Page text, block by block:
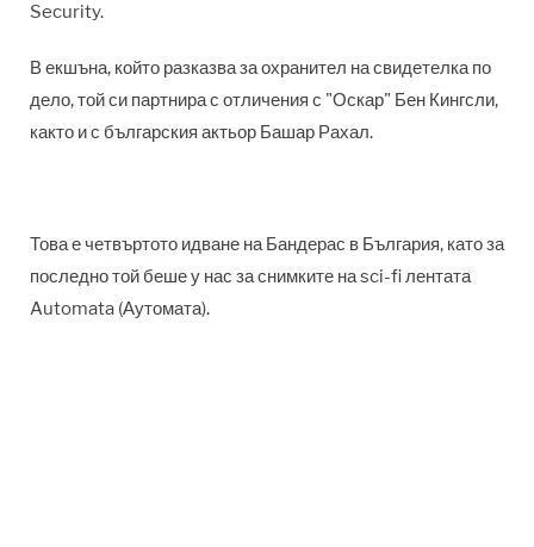
Security.
В екшъна, който разказва за охранител на свидетелка по
дело, той си партнира с отличения с "Оскар" Бен Кингсли,
както и с българския актьор Башар Рахал.
Това е четвъртото идване на Бандерас в България, като за
последно той беше у нас за снимките на sci-fi лентата
Automata (Аутомата).